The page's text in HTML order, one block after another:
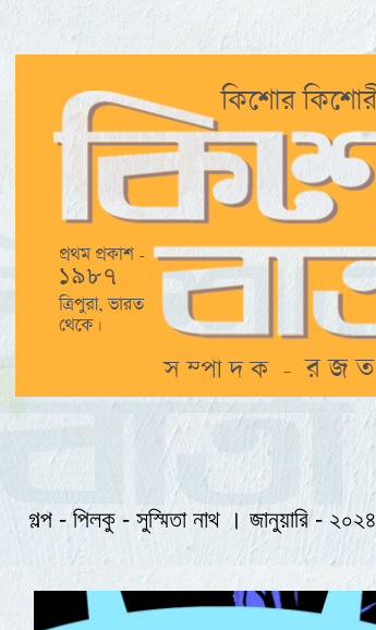
গল্প - পিলকু - সুস্মিতা নাথ । জানুয়ারি - ২০২৪